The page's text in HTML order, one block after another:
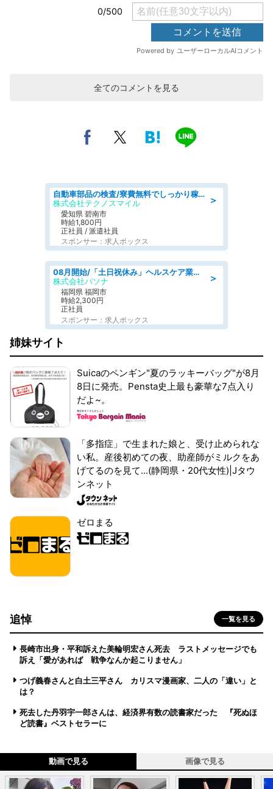
全てのコメントを見る
＞
自動車部品の検査/寮費無料でしっかり稼げる denso aichi
株式会社テクノスマイル
愛知県 碧南市
時給1,800円
正社員 / 派遣社員
スポンサー：求人ボックス
＞
08月開始/「土日祝休み」ヘルスケア業界の産業保健師/高時給/未経験OK/要資格:保健師、正看護師
株式会社パソナ
福岡県 福岡市
時給2,300円
正社員
スポンサー：求人ボックス
姉妹サイト
Suicaのペンギン"夏のラッキーバッグ"が8月
8日に発売。Pensta史上最も豪華な7点入り
だよ~。
「多指症」で生まれた娘と、受け止められな
い私。産後初めての夜、助産師がミルクをあ
げてるのを見て...(静岡県・20代女性)|Jタウ
ンネット
ゼロまる
追悼 一覧を見る
長崎市出身・平和訴えた美輪明宏さん死去 ラストメッセージでも
訴え「愛があれば 戦争なんか起こりません」
つげ義春さんと白土三平さん カリスマ漫画家、二人の「違い」と
は？
死去した丹羽宇一郎さんは、経済界有数の読書家だった 『死ぬほ
ど読書』ベストセラーに
動画で見る 画像で見る